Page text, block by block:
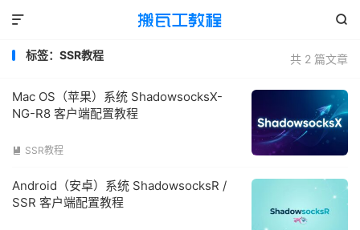


共 2 篇文章
标签：SSR教程
Mac OS（苹果）系统 ShadowsocksX-
NG-R8 客户端配置教程
 SSR教程
Android（安卓）系统 ShadowsocksR /
SSR 客户端配置教程